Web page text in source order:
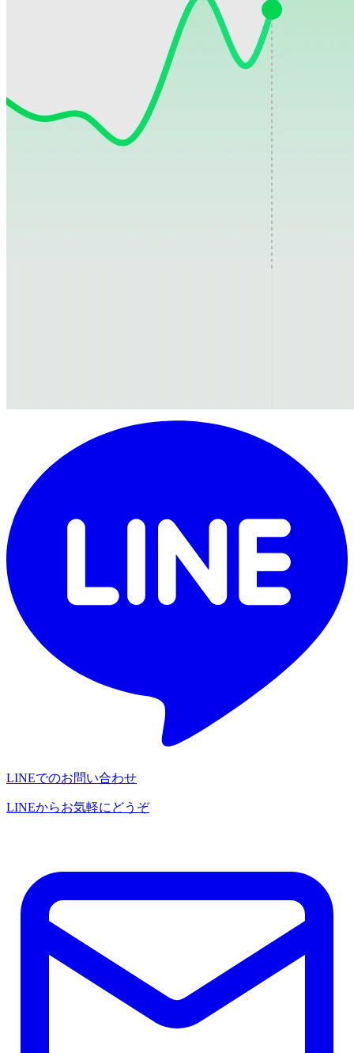
LINEでのお問い合わせ
LINEからお気軽にどうぞ